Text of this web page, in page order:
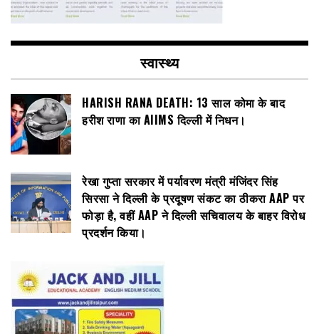
स्वास्थ्य
HARISH RANA DEATH: 13 साल कोमा के बाद
हरीश राणा का AIIMS दिल्ली में निधन।
रेखा गुप्ता सरकार में पर्यावरण मंत्री मंजिंदर सिंह
सिरसा ने दिल्ली के प्रदूषण संकट का ठीकरा AAP पर
फोड़ा है, वहीं AAP ने दिल्ली सचिवालय के बाहर विरोध
प्रदर्शन किया।